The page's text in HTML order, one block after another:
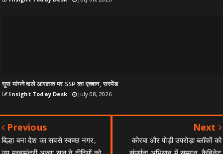
घूस मांगने वाले आरक्षक पर SSP का एक्शन, सस्पेंड
Insight Today Desk July 08, 2026
Previous
बिल्हा बना देश का सबसे स्वच्छ नगर,
Next
कोरबा और पोड़ी उपरोड़ा ब्लॉकों को